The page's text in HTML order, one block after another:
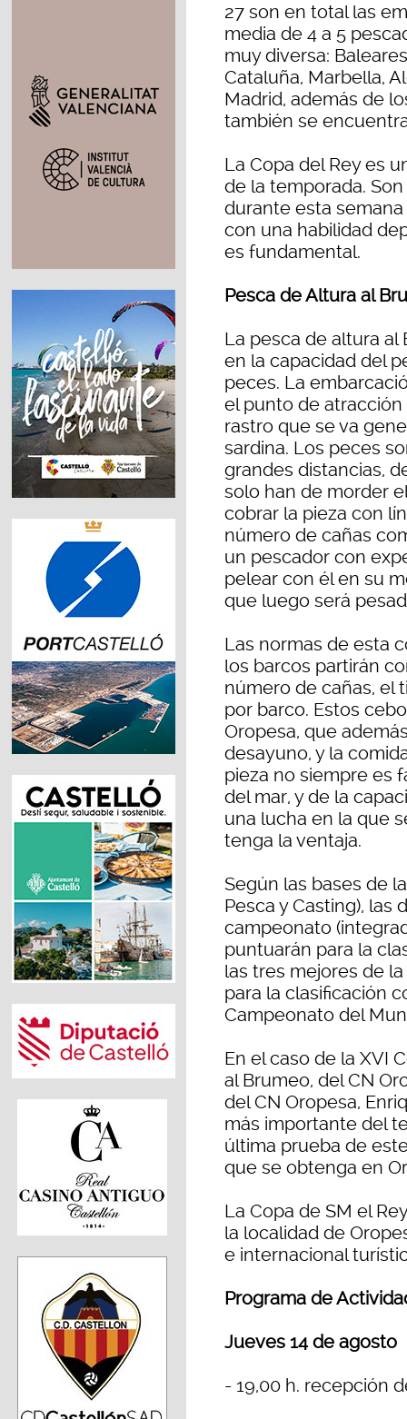
27 son en total las
media de 4 a 5
muy diversa:
Cataluña, Marbella,
Madrid, además de
también se
La Copa del Rey es
de la temporada.
durante esta
con una habilidad
es fundamental.
Pesca de Altura al
La pesca de altura
en la capacidad del
peces. La
el punto de atracción
rastro que se va
sardina. Los peces
grandes distancias,
solo han de morder
cobrar la pieza con
número de cañas
un pescador con
pelear con él en su
que luego será
Las normas de esta
los barcos partirán
número de cañas, el
por barco. Estos
Oropesa, que
desayuno, y la
pieza no siempre es
del mar, y de la
una lucha en la que
tenga la ventaja.
Según las bases de
Pesca y Casting), las
campeonato
puntuarán para la
las tres mejores de
para la clasificación
Campeonato del
En el caso de la XVI
al Brumeo, del CN
del CN Oropesa,
más importante del
última prueba de
que se obtenga en
La Copa de SM el
la localidad de
e internacional
Programa de
Jueves 14 de agosto
- 19,00 h. recepción